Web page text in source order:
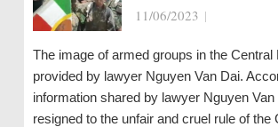
11/06/2023 |
The image of armed groups in the Central
provided by lawyer Nguyen Van Dai.
information shared by lawyer Nguyen Van
resigned to the unfair and cruel rule of the